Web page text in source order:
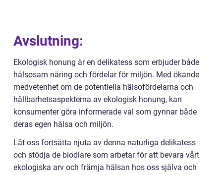
Avslutning:
Ekologisk honung är en delikatess som erbjuder både
hälsosam näring och fördelar för miljön. Med ökande
medvetenhet om de potentiella hälsofördelarna och
hållbarhetsaspekterna av ekologisk honung, kan
konsumenter göra informerade val som gynnar både
deras egen hälsa och miljön.
Låt oss fortsätta njuta av denna naturliga delikatess
och stödja de biodlare som arbetar för att bevara vårt
ekologiska arv och främja hälsan hos oss själva och